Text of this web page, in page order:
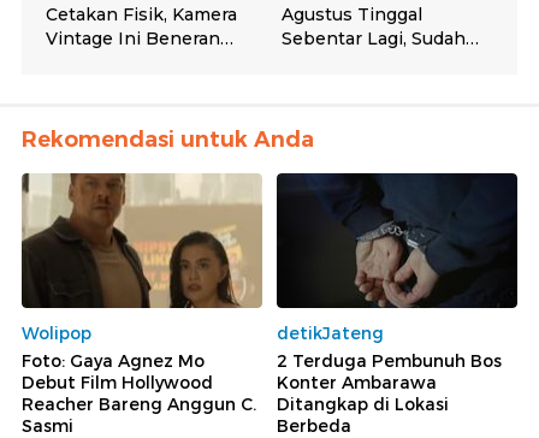
Rekomendasi untuk Anda
Wolipop
Foto: Gaya Agnez Mo
Debut Film Hollywood
Reacher Bareng Anggun C.
Sasmi
detikJateng
2 Terduga Pembunuh Bos
Konter Ambarawa
Ditangkap di Lokasi
Berbeda